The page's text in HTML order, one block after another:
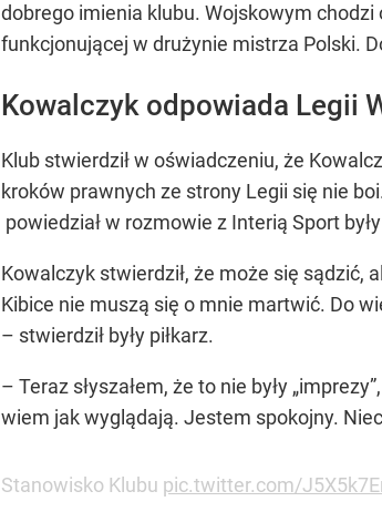
dobrego imienia klubu. Wojskowym chodzi
funkcjonującej w drużynie mistrza Polski.
Kowalczyk odpowiada Legii
Klub stwierdził w oświadczeniu, że
kroków prawnych ze strony Legii się nie
powiedział w rozmowie z Interią Sport
Kowalczyk stwierdził, że może się sądzić,
Kibice nie muszą się o mnie martwić. Do
– stwierdził były piłkarz.
– Teraz słyszałem, że to nie były
wiem jak wyglądają. Jestem spokojny.
Stanowisko Klubu pic.twitter.com/